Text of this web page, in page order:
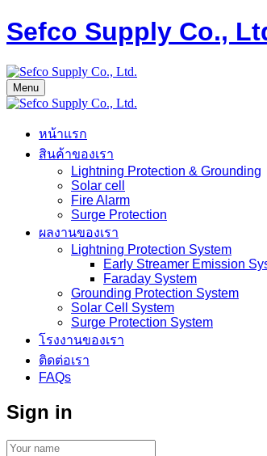
Sefco Supply Co.,
Menu
หน้าแรก
สินค้าของเรา
Lightning Protection & Grounding
Solar cell
Fire Alarm
Surge Protection
ผลงานของเรา
Lightning Protection System
Early Streamer Emission
Faraday System
Grounding Protection System
Solar Cell System
Surge Protection System
โรงงานของเรา
ติดต่อเรา
FAQs
Sign in